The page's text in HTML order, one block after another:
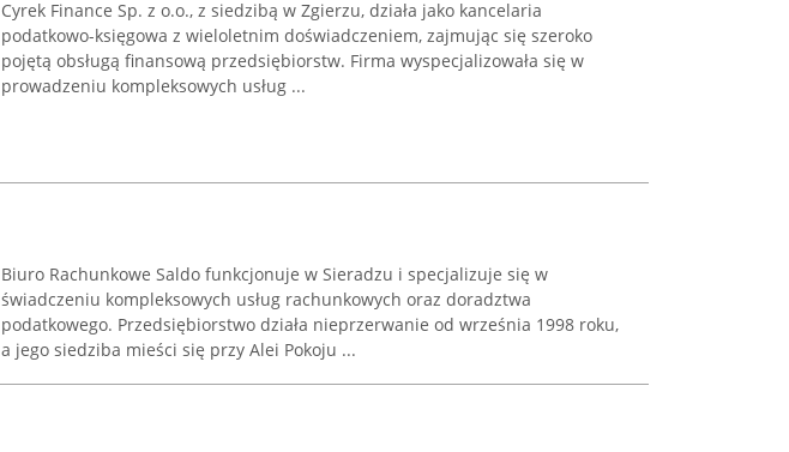
Cyrek Finance Sp. z o.o., z siedzibą w Zgierzu, działa jako kancelaria
podatkowo-księgowa z wieloletnim doświadczeniem, zajmując się szeroko
pojętą obsługą finansową przedsiębiorstw. Firma wyspecjalizowała się w
prowadzeniu kompleksowych usług ...
Biuro Rachunkowe Saldo funkcjonuje w Sieradzu i specjalizuje się w
świadczeniu kompleksowych usług rachunkowych oraz doradztwa
podatkowego. Przedsiębiorstwo działa nieprzerwanie od września 1998 roku,
a jego siedziba mieści się przy Alei Pokoju ...